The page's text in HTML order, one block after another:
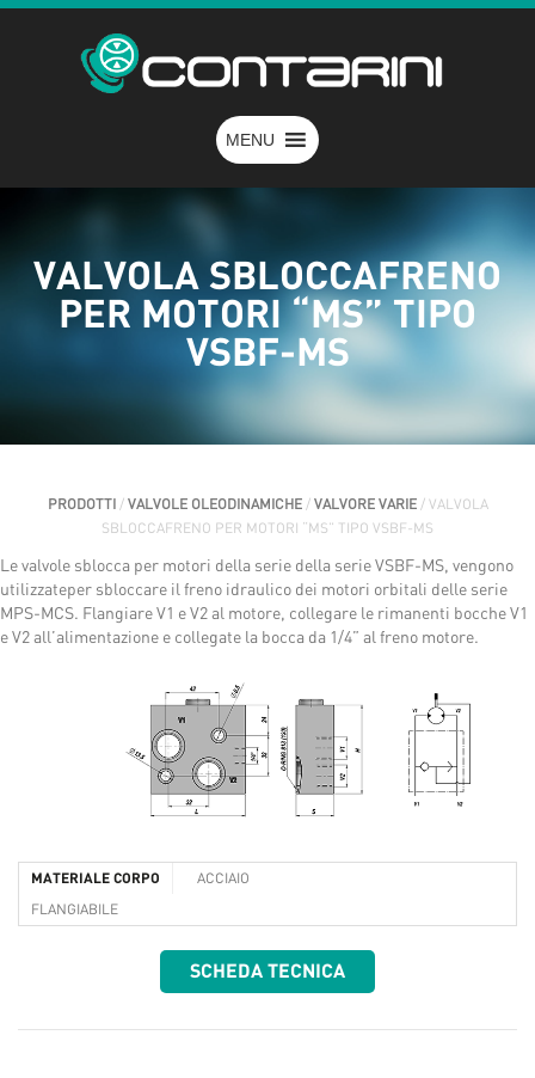
MENU
VALVOLA SBLOCCAFRENO
PER MOTORI “MS” TIPO
VSBF-MS
PRODOTTI / VALVOLE OLEODINAMICHE/ VALVORE VARIE/ VALVOLA
SBLOCCAFRENO PER MOTORI “MS” TIPO VSBF-MS
Le valvole sblocca per motori della serie della serie VSBF-MS, vengono
utilizzateper sbloccare il freno idraulico dei motori orbitali delle serie
MPS-MCS. Flangiare V1 e V2 al motore, collegare le rimanenti bocche V1
e V2 all’alimentazione e collegate la bocca da 1/4” al freno motore.
MATERIALE CORPO ACCIAIO
FLANGIABILE
SCHEDA TECNICA